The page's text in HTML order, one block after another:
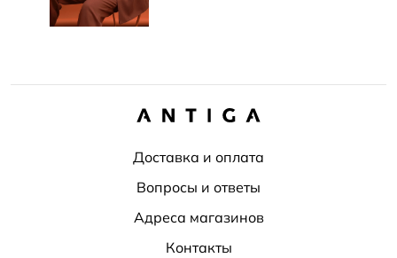
Доставка и оплата
Вопросы и ответы
Адреса магазинов
Контакты